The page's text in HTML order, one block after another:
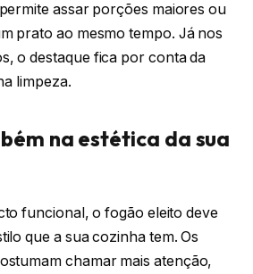
assar porções maiores ou
prato ao mesmo tempo. Já nos
o destaque fica por conta da
limpeza.
na estética da sua
funcional, o fogão eleito deve
que a sua cozinha tem. Os
chamar mais atenção,